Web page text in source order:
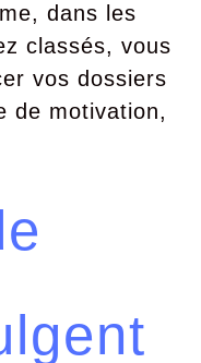
dans les
classés, vous
vos dossiers
de motivation,